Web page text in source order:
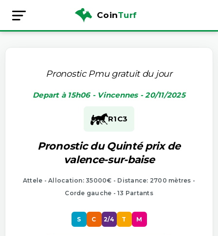
CoinTurf
Pronostic Pmu gratuit du jour
Depart à 15h06 - Vincennes - 20/11/2025
R1C3
Pronostic du Quinté prix de
valence-sur-baise
Attele - Allocation: 35000€ - Distance: 2700 mètres -
Corde gauche - 13 Partants
S C 2/4 T M